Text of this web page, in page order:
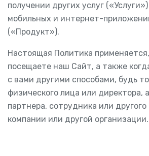
получении других услуг
мобильных и интернет-
(«Продукт»).
Настоящая Политика
посещаете наш Сайт, а также
с вами другими способами, будь
физического лица или директора,
партнера, сотрудника или
компании или другой организации.